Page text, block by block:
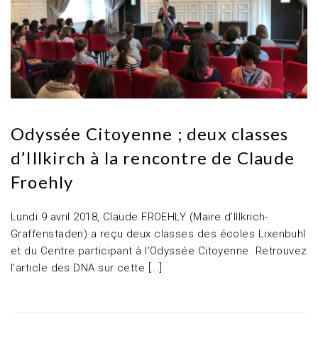
Odyssée Citoyenne ; deux classes
d’Illkirch à la rencontre de Claude
Froehly
Lundi 9 avril 2018, Claude FROEHLY (Maire d’Illkrich-
Graffenstaden) a reçu deux classes des écoles Lixenbuhl
et du Centre participant à l’Odyssée Citoyenne. Retrouvez
l’article des DNA sur cette [...]